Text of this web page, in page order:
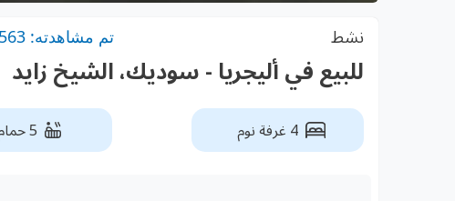
نشط تم مشاهدته: 1563
للبيع في أليجريا - سوديك، الشيخ زايد
4 غرفة نوم 5 حمام